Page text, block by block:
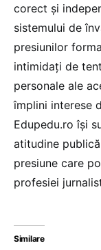
corect și
sistemului de
presiunilor
intimidați de
personale ale
împlini interese
Edupedu.ro își
atitudine
presiune care
profesiei
Similare